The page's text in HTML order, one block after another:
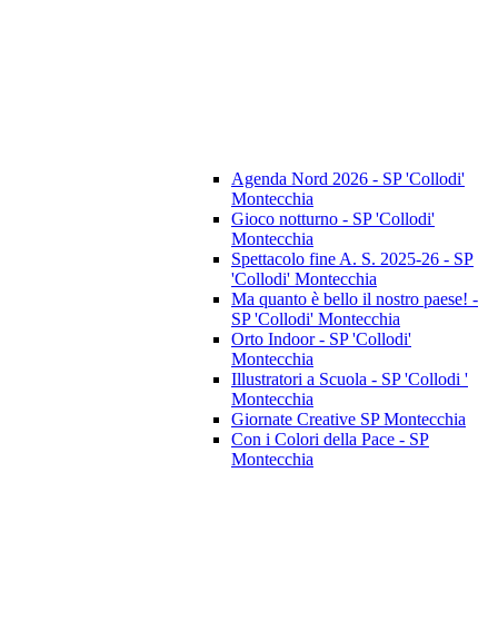
Agenda Nord 2026 - SP 'Collodi'
Montecchia
Gioco notturno - SP 'Collodi'
Montecchia
Spettacolo fine A. S. 2025-26 - SP
'Collodi' Montecchia
Ma quanto è bello il nostro paese! -
SP 'Collodi' Montecchia
Orto Indoor - SP 'Collodi'
Montecchia
Illustratori a Scuola - SP 'Collodi '
Montecchia
Giornate Creative SP Montecchia
Con i Colori della Pace - SP
Montecchia